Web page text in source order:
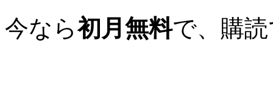
今なら初月無料で、購